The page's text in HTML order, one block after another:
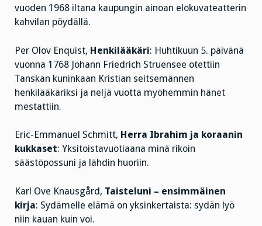
vuoden 1968 iltana kaupungin ainoan elokuvateatterin
kahvilan pöydällä.
Per Olov Enquist, Henkilääkäri: Huhtikuun 5. päivänä
vuonna 1768 Johann Friedrich Struensee otettiin
Tanskan kuninkaan Kristian seitsemännen
henkilääkäriksi ja neljä vuotta myöhemmin hänet
mestattiin.
Eric-Emmanuel Schmitt, Herra Ibrahim ja koraanin
kukkaset: Yksitoistavuotiaana minä rikoin
säästöpossuni ja lähdin huoriin.
Karl Ove Knausgård, Taisteluni – ensimmäinen
kirja: Sydämelle elämä on yksinkertaista: sydän lyö
niin kauan kuin voi.